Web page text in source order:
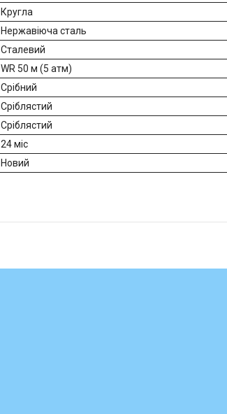
Кругла
Нержавіюча сталь
Сталевий
WR 50 м (5 атм)
Срібний
Сріблястий
Сріблястий
24 міс
Новий